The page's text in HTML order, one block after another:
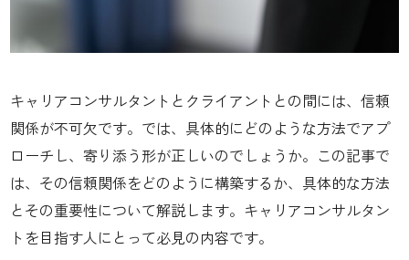
キャリアコンサルタントとクライアントとの間には、信頼
関係が不可欠です。では、具体的にどのような方法でアプ
ローチし、寄り添う形が正しいのでしょうか。この記事で
は、その信頼関係をどのように構築するか、具体的な方法
とその重要性について解説します。キャリアコンサルタン
トを目指す人にとって必見の内容です。